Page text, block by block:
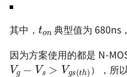
其中， 典型值为 680ns
因为方案使用的都是 N-
Vg−Vs>Vgs(th)
），所